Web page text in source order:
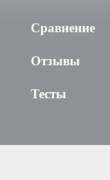
Сравнение
Отзывы
Тесты